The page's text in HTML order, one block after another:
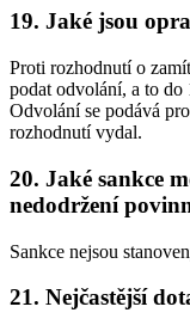
19. Jaké jsou
Proti rozhodnutí o
podat odvolání, a to do
Odvolání se podává
rozhodnutí vydal.
20. Jaké sankce
nedodržení
Sankce nejsou
21. Nejčastější